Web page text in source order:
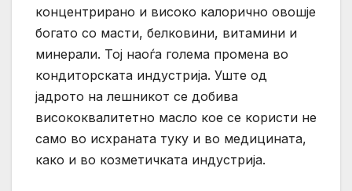
концентрирано и високо калорично овошје
богато со масти, белковини, витамини и
минерали. Тој наоѓа голема промена во
кондиторската индустрија. Уште од
јадрото на лешникот се добива
висококвалитетно масло кое се користи не
само во исхраната туку и во медицината,
како и во козметичката индустрија.